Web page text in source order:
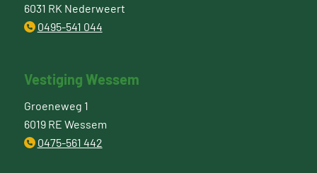
6031 RK Nederweert
0495-541 044
Vestiging Wessem
Groeneweg 1
6019 RE Wessem
0475-561 442